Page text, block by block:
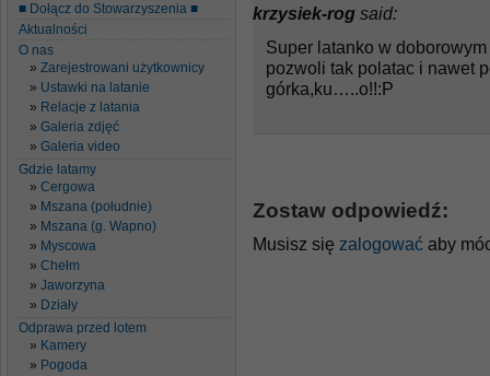
■ Dołącz do Stowarzyszenia ■
Aktualności
O nas
Zarejestrowani użytkownicy
Ustawki na latanie
Relacje z latania
Galeria zdjęć
Galeria video
Gdzie latamy
Cergowa
Mszana (południe)
Mszana (g. Wapno)
Myscowa
Chełm
Jaworzyna
Działy
Odprawa przed lotem
Kamery
Pogoda
krzysiek-rog said:
Super latanko w
pozwoli tak polatac i nawet
górka,ku…..o!!:P
Zostaw odpowiedź:
Musisz się zalogować aby